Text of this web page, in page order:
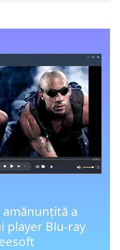
a
player Blu-ray